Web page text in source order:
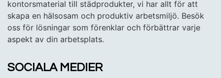
kontorsmaterial till städprodukter, vi har allt för att
skapa en hälsosam och produktiv arbetsmiljö. Besök
oss för lösningar som förenklar och förbättrar varje
aspekt av din arbetsplats.
SOCIALA MEDIER